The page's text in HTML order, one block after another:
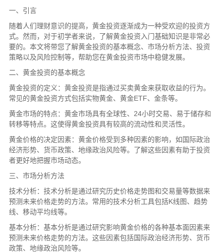
一、引言
随着人们理财意识的提高，黄金投资逐渐成为一种受欢迎的投资方
式。然而，对于初学者来说，了解黄金投资入门基础知识是非常必
要的。本文将带您了解黄金投资的基本概念、市场分析方法、投资
策略以及风险控制等，帮助您在黄金投资市场中稳健发展。
二、黄金投资的基本概念
黄金投资的定义：黄金投资是指通过买卖黄金来获取收益的行为。
常见的黄金投资方式包括实物黄金、黄金ETF、金条等。
黄金市场的特点：黄金市场具有全球性、24小时交易、易于储存和
转移等特点。这使得黄金投资具有较高的流动性和灵活性。
黄金价格的决定因素：黄金价格受到多种因素的影响，如国际政治
经济形势、货币政策、地缘政治风险等。了解这些因素有助于投资
者更好地把握市场动态。
三、市场分析方法
技术分析：技术分析是通过研究历史价格走势图和交易量等数据来
预测未来价格走势的方法。常用的技术分析工具包括K线图、趋势
线、移动平均线等。
基本分析：基本分析是通过研究影响黄金价格的各种基本面因素来
预测未来价格走势的方法。这些因素包括国际政治经济形势、货币
政策、地缘政治风险等。